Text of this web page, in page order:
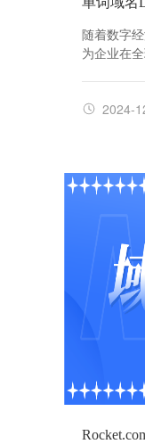
随着数字
为企业在
2024-